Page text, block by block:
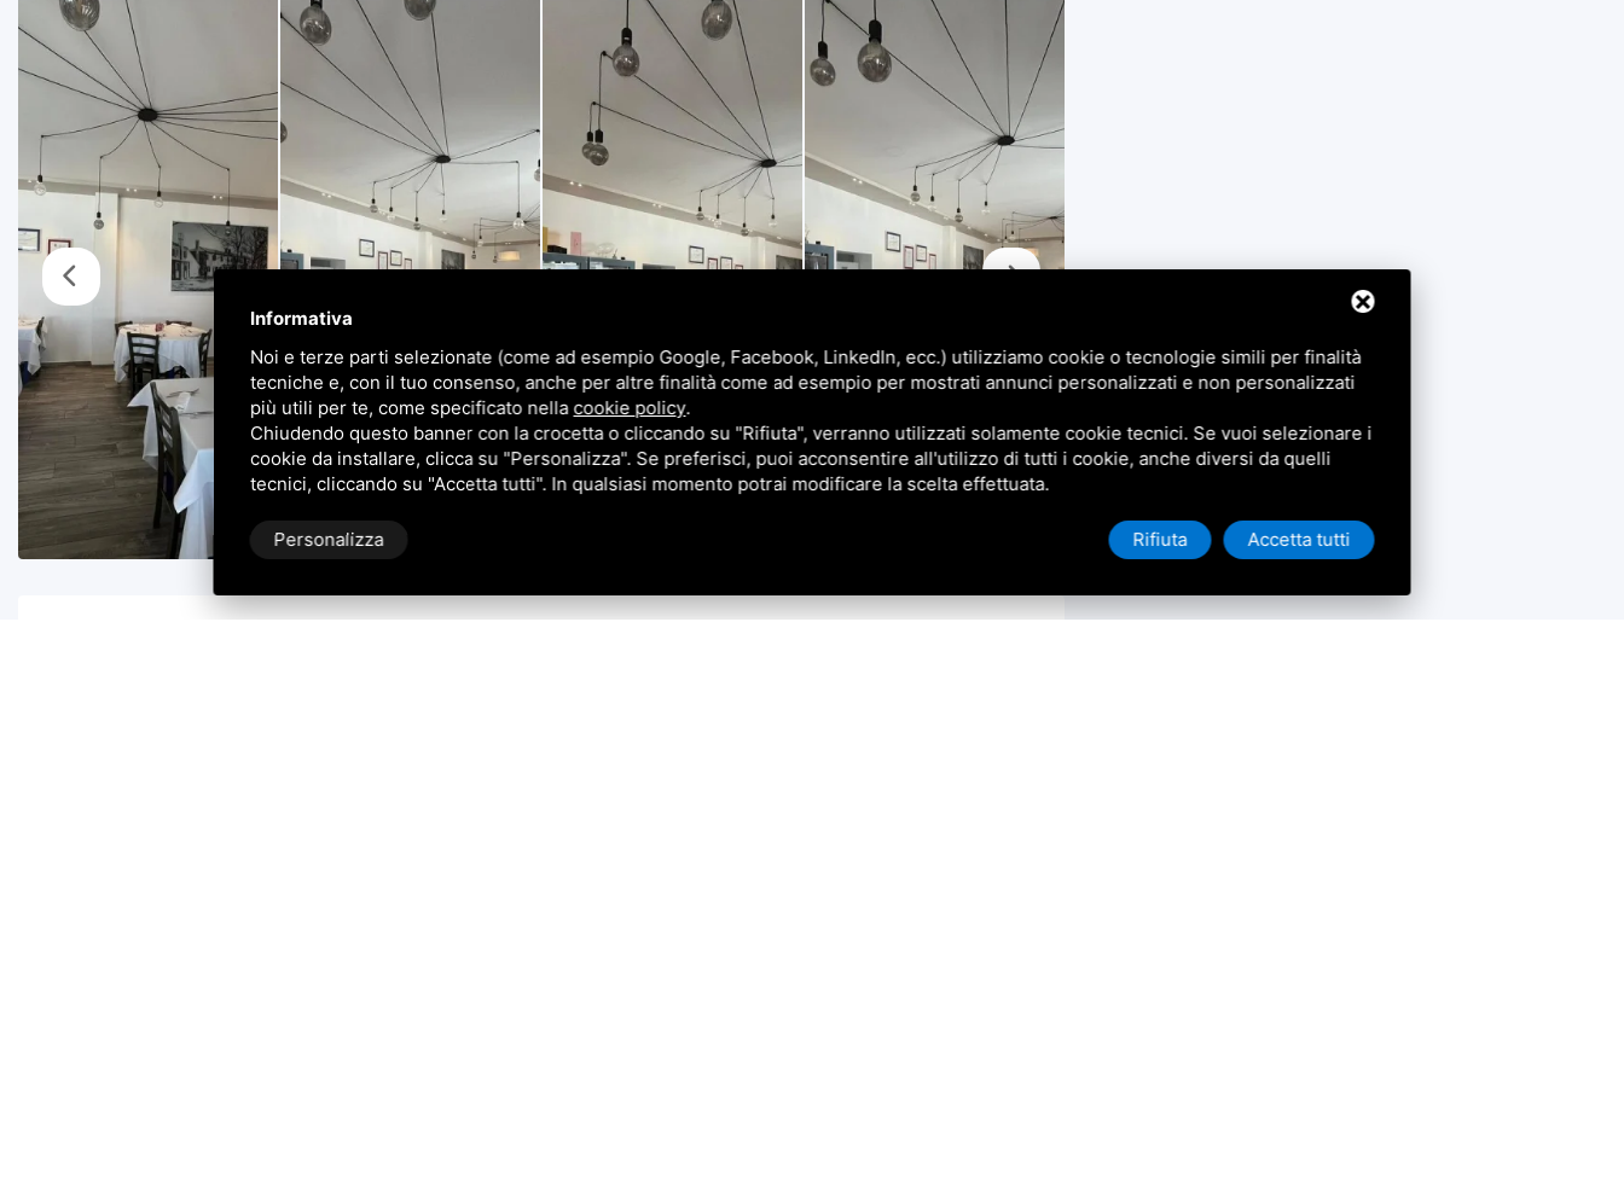
Informativa
Noi e terze parti selezionate (come ad esempio Google, Facebook, LinkedIn, ecc.) utilizziamo cookie o tecnologie simili per finalità
tecniche e, con il tuo consenso, anche per altre finalità come ad esempio per mostrati annunci personalizzati e non personalizzati
più utili per te, come specificato nella cookie policy.
Chiudendo questo banner con la crocetta o cliccando su "Rifiuta", verranno utilizzati solamente cookie tecnici. Se vuoi selezionare i
cookie da installare, clicca su "Personalizza". Se preferisci, puoi acconsentire all'utilizzo di tutti i cookie, anche diversi da quelli
tecnici, cliccando su "Accetta tutti". In qualsiasi momento potrai modificare la scelta effettuata.
Personalizza Rifiuta Accetta tutti